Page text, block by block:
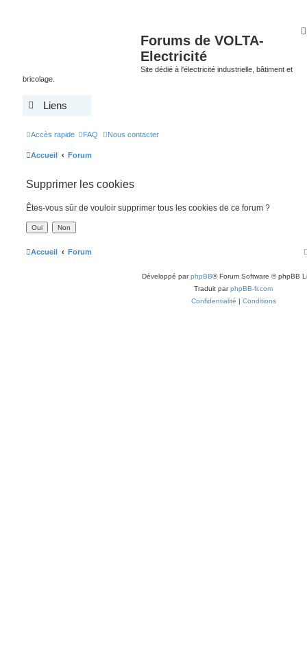
Forums de VOLTA-
Electricité
Site dédié à l'électricité industrielle, bâtiment et
bricolage.
Liens
Accès rapide FAQ Nous contacter
Accueil Forum
Supprimer les cookies
Êtes-vous sûr de vouloir supprimer tous les cookies de ce forum ?
Accueil Forum
Développé parphpBB® Forum Software © phpBB
Traduit parphpBB-fr.com
Confidentialité | Conditions